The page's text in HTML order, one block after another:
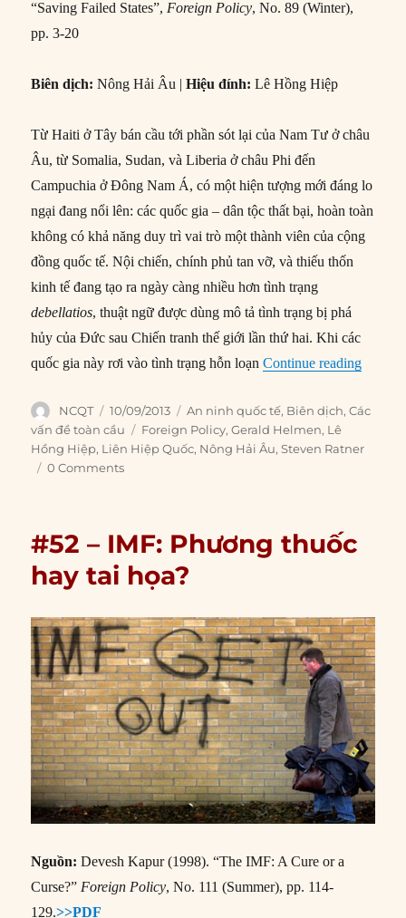
“Saving Failed States”, Foreign Policy, No. 89 (Winter),
pp. 3-20
Biên dịch: Nông Hải Âu |Hiệu đính: Lê Hồng Hiệp
Từ Haiti ở Tây bán cầu tới phần sót lại của Nam Tư ở châu
Âu, từ Somalia, Sudan, và Liberia ở châu Phi đến
Campuchia ở Đông Nam Á, có một hiện tượng mới đáng lo
ngại đang nổi lên: các quốc gia – dân tộc thất bại, hoàn toàn
không có khả năng duy trì vai trò một thành viên của cộng
đồng quốc tế. Nội chiến, chính phủ tan vỡ, và thiếu thốn
kinh tế đang tạo ra ngày càng nhiều hơn tình trạng
debellatios, thuật ngữ được dùng mô tả tình trạng bị phá
hủy của Đức sau Chiến tranh thế giới lần thứ hai. Khi các
quốc gia này rơi vào tình trạng hỗn loạnContinue reading“#55 –
Author
NCQT
Posted
on
10/09/2013 Categories
An ninh quốc tế, Biên dịch,Các
vấn đề toàn cầu
Tags
Foreign Policy,Gerald Helmen, Lê
Hồng Hiệp, Liên Hiệp Quốc, Nông Hải Âu,Steven Ratner
0 Comments
#52 – IMF: Phương thuốc
hay tai họa?
Nguồn: Devesh Kapur (1998). “The IMF: A Cure or a
Curse?” Foreign Policy, No. 111 (Summer), pp. 114-
129.>>PDF